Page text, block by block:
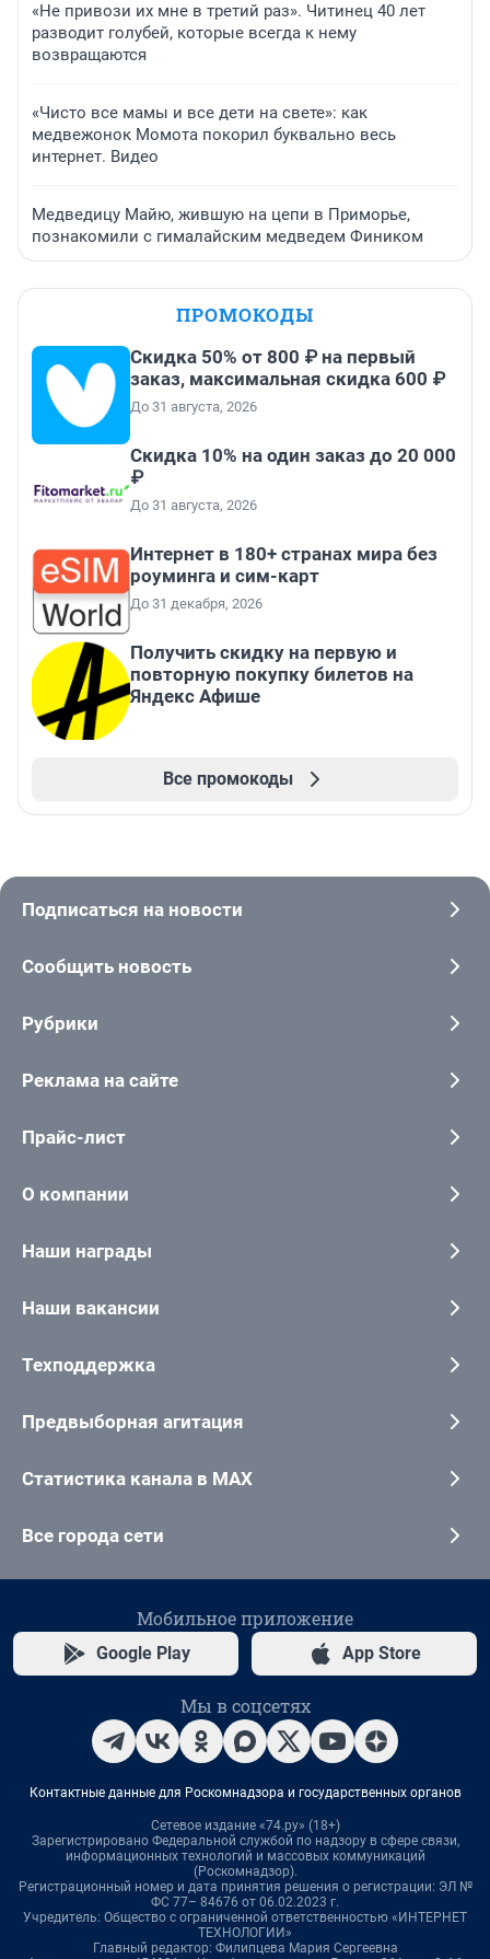
«Не привози их мне в третий раз». Читинец 40 лет
разводит голубей, которые всегда к нему
возвращаются
«Чисто все мамы и все дети на свете»: как
медвежонок Момота покорил буквально весь
интернет. Видео
Медведицу Майю, жившую на цепи в Приморье,
познакомили с гималайским медведем Фиником
ПРОМОКОДЫ
Скидка 50% от 800 ₽ на первый
заказ, максимальная скидка 600 ₽
До 31 августа, 2026
Скидка 10% на один заказ до 20 000
₽
До 31 августа, 2026
Интернет в 180+ странах мира без
роуминга и сим-карт
До 31 декабря, 2026
Получить скидку на первую и
повторную покупку билетов на
Яндекс Афише
Все промокоды
Подписаться на новости
Сообщить новость
Рубрики
Реклама на сайте
Прайс-лист
О компании
Наши награды
Наши вакансии
Техподдержка
Предвыборная агитация
Статистика канала в MAX
Все города сети
Мобильное приложение
Google Play App Store
Мы в соцсетях
Контактные данные для Роскомнадзора и государственных органов
Сетевое издание «74.ру» (18+)
Зарегистрировано Федеральной службой по надзору в сфере связи,
информационных технологий и массовых коммуникаций
(Роскомнадзор).
Регистрационный номер и дата принятия решения о регистрации: ЭЛ №
ФС 77– 84676 от 06.02.2023 г.
Учредитель: Общество с ограниченной ответственностью «ИНТЕРНЕТ
ТЕХНОЛОГИИ»
Главный редактор: Филипцева Мария Сергеевна